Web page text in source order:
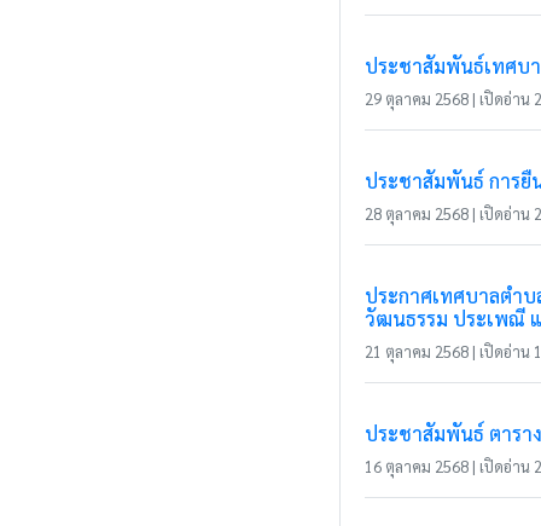
ประชาสัมพันธ์เทศบ
29 ตุลาคม 2568 | เปิดอ่าน
ประชาสัมพันธ์ การยื
28 ตุลาคม 2568 | เปิดอ่าน
ประกาศเทศบาลตำ
วัฒนธรรม ประเพณี
21 ตุลาคม 2568 | เปิดอ่าน
ประชาสัมพันธ์ ตารา
16 ตุลาคม 2568 | เปิดอ่าน